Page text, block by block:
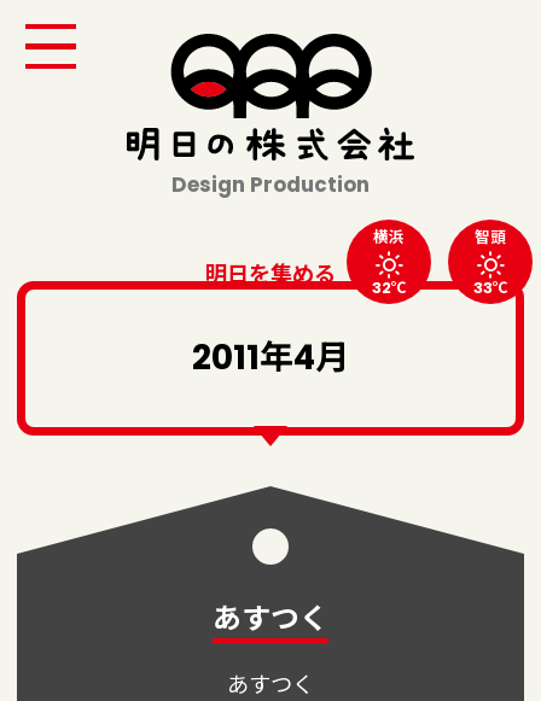
Design Production
横浜
32℃
智頭
33℃
明日を集める
2011年4月
あすつく
あすつく